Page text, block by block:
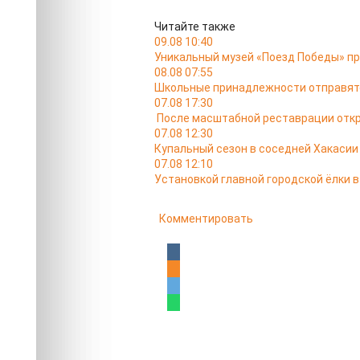
Читайте также
09.08 10:40
Уникальный музей «Поезд Победы»
08.08 07:55
Школьные принадлежности
07.08 17:30
После масштабной реставрации
07.08 12:30
Купальный сезон в соседней
07.08 12:10
Установкой главной городской ёлки
Комментировать